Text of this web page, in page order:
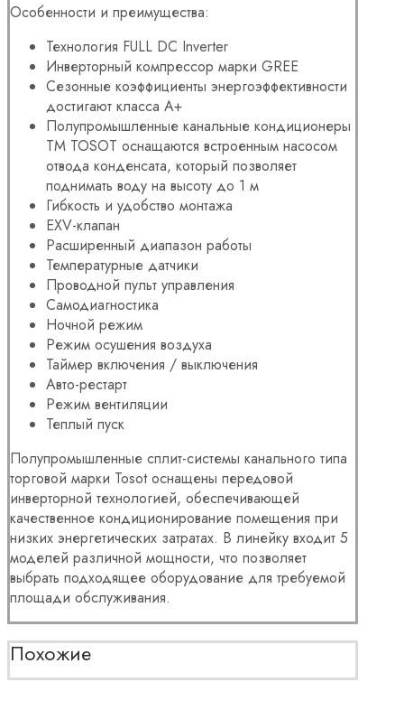
Особенности и преимущества:
Технология FULL DC Inverter
Инверторный компрессор марки GREE
Сезонные коэффициенты энергоэффективности
достигают класса A+
Полупромышленные канальные кондиционеры
TM TOSOT оснащаются встроенным насосом
отвода конденсата, который позволяет
поднимать воду на высоту до 1 м
Гибкость и удобство монтажа
EXV-клапан
Расширенный диапазон работы
Температурные датчики
Проводной пульт управления
Самодиагностика
Ночной режим
Режим осушения воздуха
Таймер включения / выключения
Авто-рестарт
Режим вентиляции
Теплый пуск
Полупромышленные сплит-системы канального типа
торговой марки Tosot оснащены передовой
инверторной технологией, обеспечивающей
качественное кондиционирование помещения при
низких энергетических затратах. В линейку входит 5
моделей различной мощности, что позволяет
выбрать подходящее оборудование для требуемой
площади обслуживания.
Похожие